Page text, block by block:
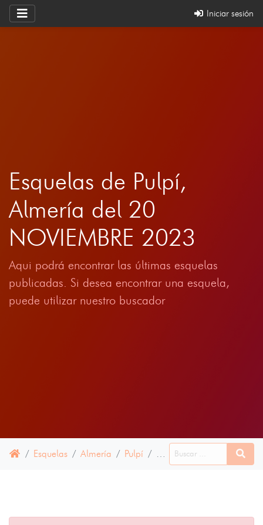
Iniciar sesión
Esquelas de Pulpí,
Almería del 20
NOVIEMBRE 2023
Aqui podrá encontrar las últimas esquelas
publicadas. Si desea encontrar una esquela,
puede utilizar nuestro buscador
Esquelas Almería Pulpí 20 NOVIEMBRE 2023